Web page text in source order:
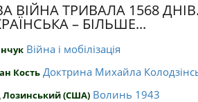
ВІЙНА ТРИВАЛА 1568 ДНІВ.
– БІЛЬШЕ...
Війна і мобілізація
Кость Доктрина Михайла
Лозинський (США) Волинь 1943